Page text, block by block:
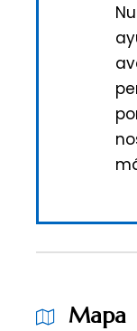
Mapa